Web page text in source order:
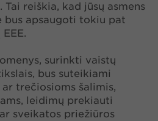
reiškia, kad jūsų asmens
bus apsaugoti tokiu pat
surinkti vaistų
bus suteikiami
ar trečiosioms šalimis,
leidimų prekiauti
sveikatos priežiūros